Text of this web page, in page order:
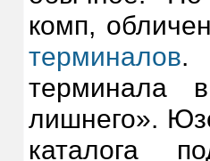
комп,
терминалов.
терминала
лишнего».
каталога